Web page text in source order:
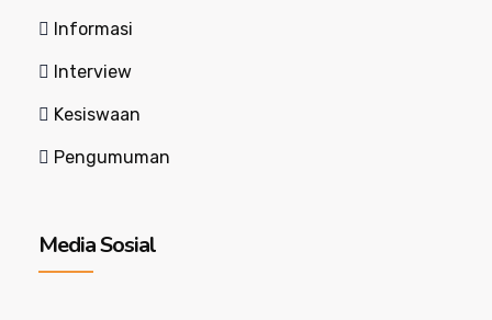
Informasi
Interview
Kesiswaan
Pengumuman
Media Sosial